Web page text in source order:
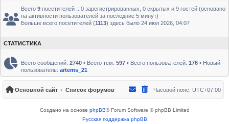
Всего 9 посетителей :: 0 зарегистрированных, 0 скрытых и 9 гостей (основано
на активности пользователей за последние 5 минут)
Больше всего посетителей (1113) здесь было 24 июл 2026, 04:07
СТАТИСТИКА
Всего сообщений: 2740 • Всего тем: 597 • Всего пользователей: 176 • Новый
пользователь: artems_21
Основной сайт Список форумов Часовой пояс: UTC+07:00
Создано на основе phpBB® Forum Software © phpBB Limited
Русская поддержка phpBB